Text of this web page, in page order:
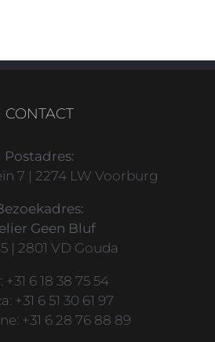
CONTACT
Postadres:
7 | 2274 LW Voorburg
Geen Bluf
| 2801 VD Gouda
+31 6 18 38 75 54
+31 6 51 30 61 97
+31 6 28 76 88 89